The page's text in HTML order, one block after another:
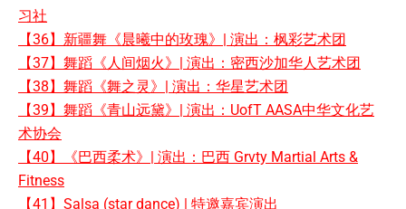
习社
【36】新疆舞《晨曦中的玫瑰》| 演出：枫彩艺术团
【37】舞蹈《人间烟火》| 演出：密西沙加华人艺术团
【38】舞蹈《舞之灵》| 演出：华星艺术团
【39】舞蹈《青山远黛》| 演出：UofT AASA中华文化艺
术协会
【40】《巴西柔术》| 演出：巴西 Grvty Martial Arts &
Fitness
【41】Salsa (star dance) | 特邀嘉宾演出